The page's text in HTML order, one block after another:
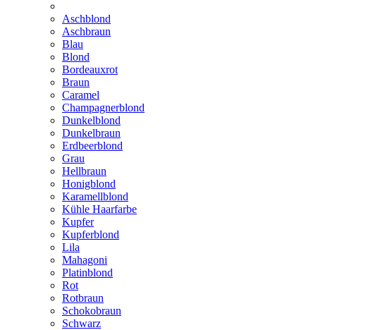
Aschblond
Aschbraun
Blau
Blond
Bordeauxrot
Braun
Caramel
Champagnerblond
Dunkelblond
Dunkelbraun
Erdbeerblond
Grau
Hellbraun
Honigblond
Karamellblond
Kühle Haarfarbe
Kupfer
Kupferblond
Lila
Mahagoni
Platinblond
Rot
Rotbraun
Schokobraun
Schwarz